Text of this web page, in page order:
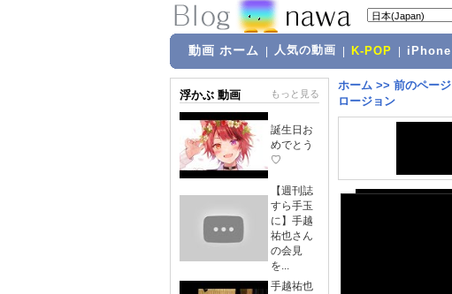
動画 ホーム 人気の動画 K-POP iPhone
浮かぶ 動画 もっと見る
誕生日お
めでとう
♡
【週刊誌
すら手玉
に】手越
祐也さん
の会見
を...
手越祐也
ホーム >> 前のページ
ロージョン